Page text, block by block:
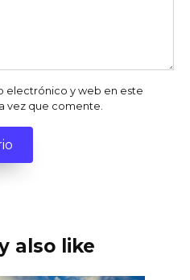
electrónico y web en este
vez que comente.
also like